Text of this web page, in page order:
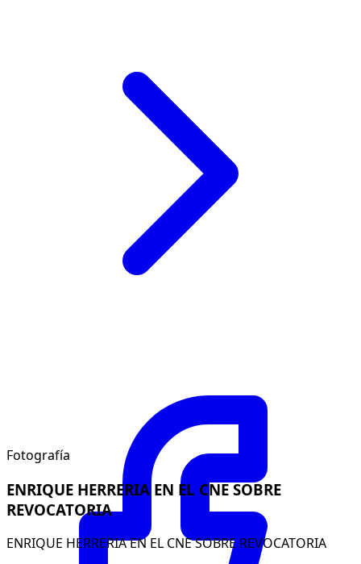
Fotografía
ENRIQUE HERRERIA EN EL CNE SOBRE
REVOCATORIA
ENRIQUE HERRERIA EN EL CNE SOBRE REVOCATORIA